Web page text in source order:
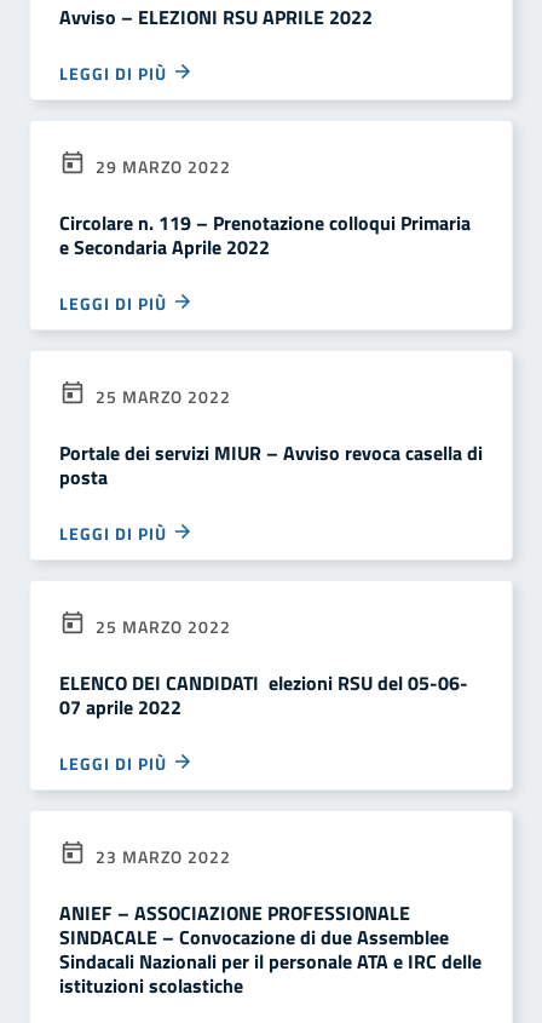
Avviso – ELEZIONI RSU APRILE 2022
LEGGI DI PIÙ
29 MARZO 2022
Circolare n. 119 – Prenotazione colloqui Primaria
e Secondaria Aprile 2022
LEGGI DI PIÙ
25 MARZO 2022
Portale dei servizi MIUR – Avviso revoca casella di
posta
LEGGI DI PIÙ
25 MARZO 2022
ELENCO DEI CANDIDATI elezioni RSU del 05-06-
07 aprile 2022
LEGGI DI PIÙ
23 MARZO 2022
ANIEF – ASSOCIAZIONE PROFESSIONALE
SINDACALE – Convocazione di due Assemblee
Sindacali Nazionali per il personale ATA e IRC delle
istituzioni scolastiche